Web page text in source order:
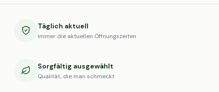
Täglich aktuell
Immer die aktuellen Öffnungszeiten
Sorgfältig ausgewählt
Qualität, die man schmeckt